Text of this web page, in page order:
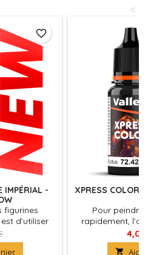
<
IMPÉRIAL -
figurines
d’utiliser
mates avec
qui
favorite_border
XPRESS COLOR
Pour peindre
rapidement,
Xpress Color,
une
4,05
